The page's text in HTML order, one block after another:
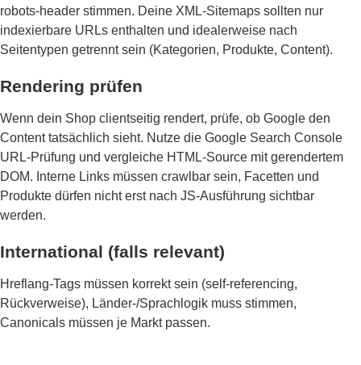
robots-header stimmen. Deine XML-Sitemaps sollten nur
indexierbare URLs enthalten und idealerweise nach
Seitentypen getrennt sein (Kategorien, Produkte, Content).
Rendering prüfen
Wenn dein Shop clientseitig rendert, prüfe, ob Google den
Content tatsächlich sieht. Nutze die Google Search Console
URL-Prüfung und vergleiche HTML-Source mit gerendertem
DOM. Interne Links müssen crawlbar sein, Facetten und
Produkte dürfen nicht erst nach JS-Ausführung sichtbar
werden.
International (falls relevant)
Hreflang-Tags müssen korrekt sein (self-referencing,
Rückverweise), Länder-/Sprachlogik muss stimmen,
Canonicals müssen je Markt passen.